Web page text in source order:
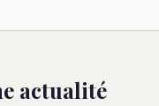
actualité